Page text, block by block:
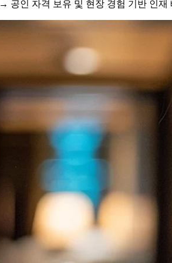
→ 공인 자격 보유 및 현장 경험 기반 인재